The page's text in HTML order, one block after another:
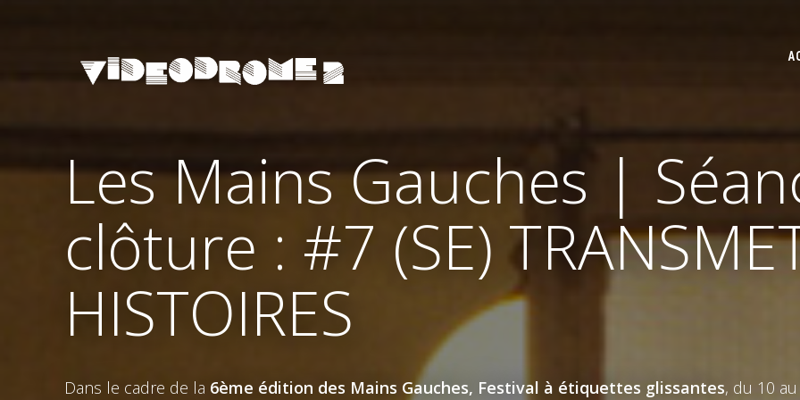
Les Mains Gauches |
clôture : #7 (SE)
HISTOIRES
Dans le cadre de la 6ème édition des Mains Gauches, Festival à étiquettes glissantes, du 10